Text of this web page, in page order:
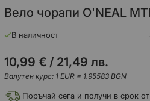
Вело чорапи O'NEAL
В наличност
10,99 € / 21,49 лв.
Валутен курс: 1 EUR = 1.95583 BGN
Поръчай сега и получи в срок